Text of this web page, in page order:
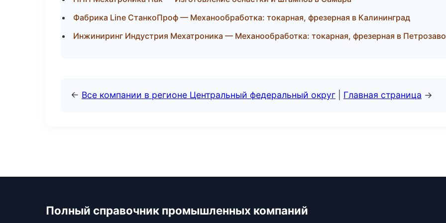
Фабрика Line СтанкоПроф — Механообработка: токарная, фрезерная в Калининград
Инжиниринг Индустрия Мехатроника — Механообработка: токарная, фрезерная в
← Все компании в регионе Центральный федеральный округ Главная страница →
Полный справочник промышленных компаний